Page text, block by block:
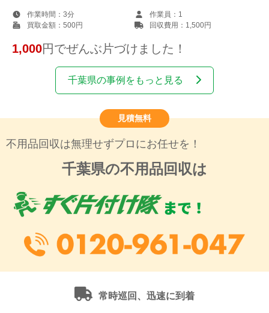
作業時間： 3分 作業員： 1
買取金額： 500円 回収費用： 1,500円
1,000円でぜんぶ片づけました！
千葉県の事例をもっと見る
見積無料
不用品回収は無理せずプロにお任せを！
千葉県の不用品回収は
常時巡回、迅速に到着